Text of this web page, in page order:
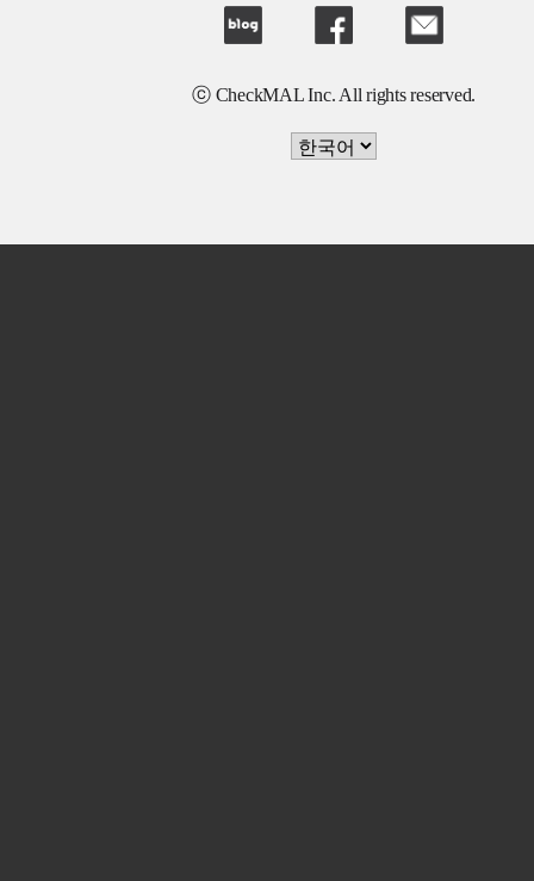
ⓒ CheckMAL Inc. All rights reserved.